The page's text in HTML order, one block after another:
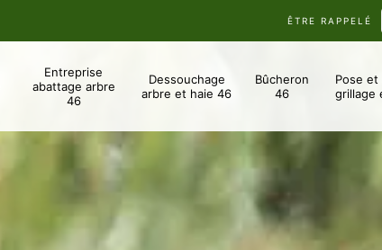
ÊTRE RAPPELÉ
Entreprise
abattage arbre
46
Dessouchage
arbre et haie 46
Bûcheron
46
Pose et
grillage